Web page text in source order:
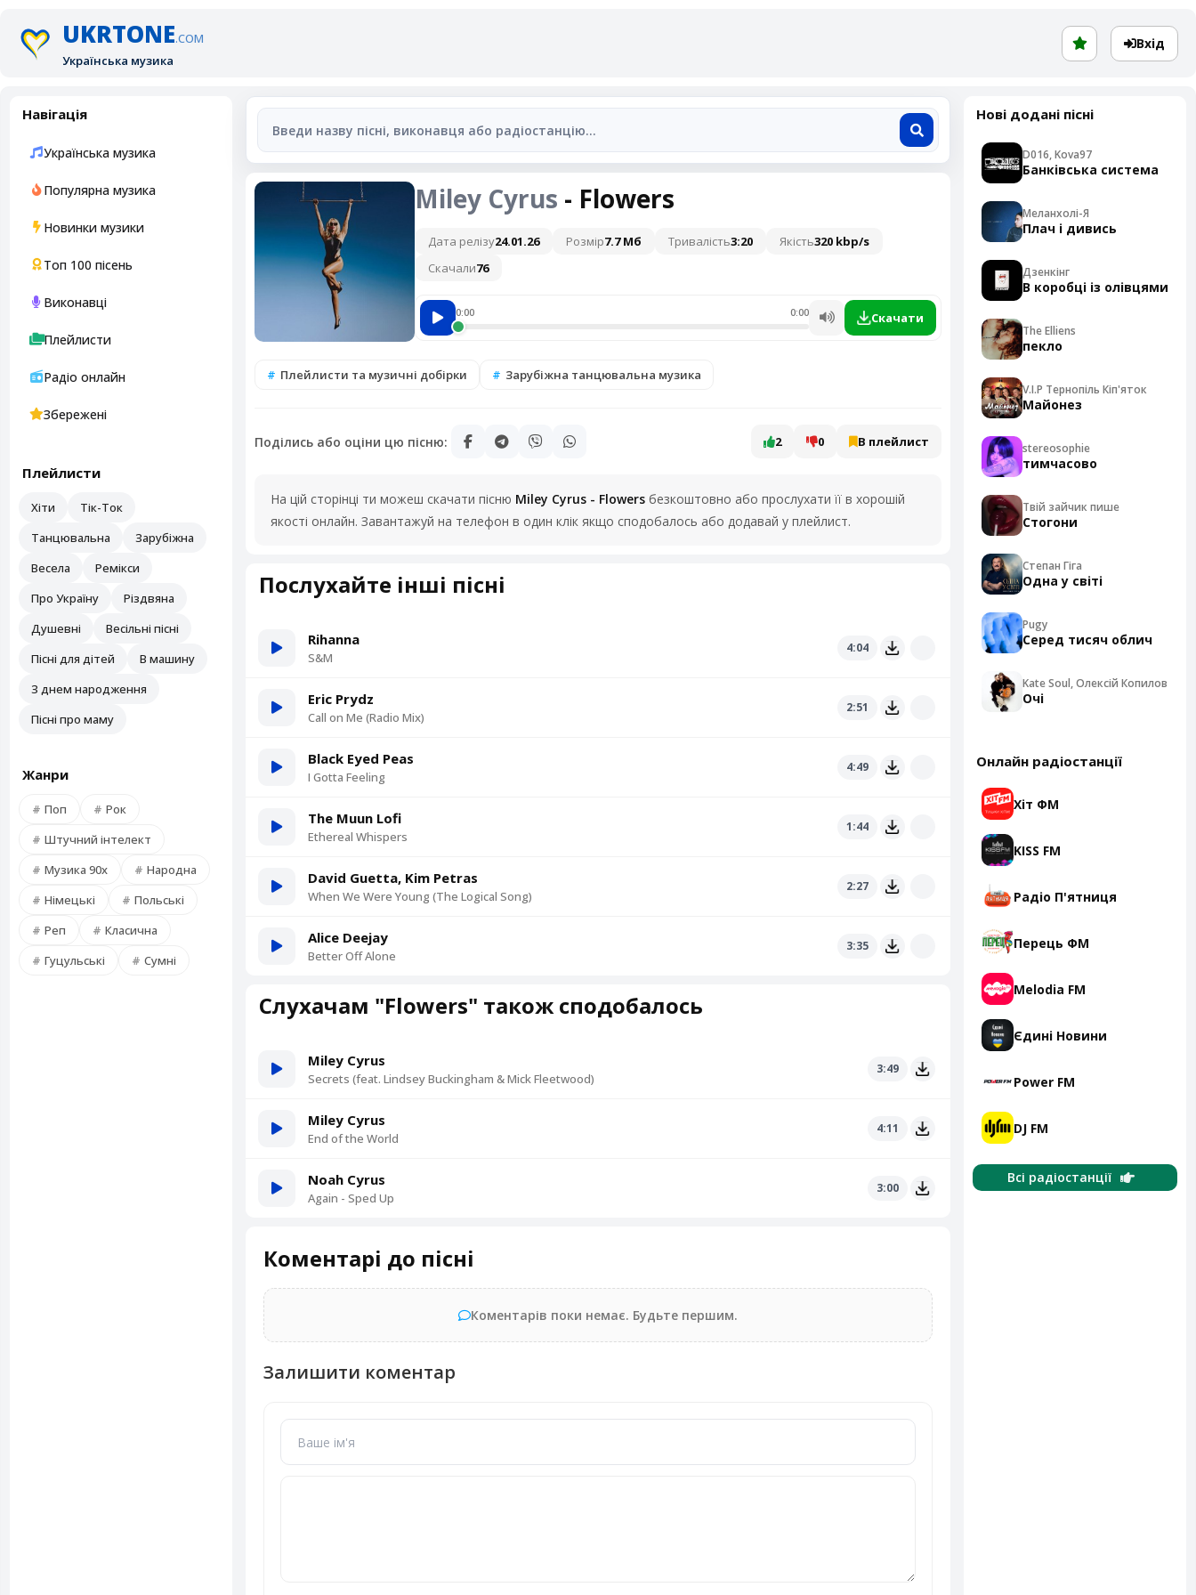
UKRTONE.COM
Українська музика
Вхід
Навігація
Українська музика
Популярна музика
Новинки музики
Топ 100 пісень
Виконавці
Плейлисти
Радіо онлайн
Збережені
Плейлисти
Хіти
Тік-Ток
Танцювальна
Зарубіжна
Весела
Ремікси
Про Україну
Різдвяна
Душевні
Весільні пісні
Пісні для дітей
В машину
З днем народження
Пісні про маму
Жанри
Поп
Рок
Штучний інтелект
Музика 90х
Народна
Німецькі
Польські
Реп
Класична
Гуцульські
Сумні
Miley Cyrus - Flowers
Дата релізу24.01.26 Розмір7.7 Мб Тривалість3:20 Якість320 kbp/s
Скачали76
0:00 0:00 Скачати
Плейлисти та музичні добірки Зарубіжна танцювальна музика
Поділись або оціни цю пісню: 2 0 В плейлист
На цій сторінці ти можеш скачати пісню Miley Cyrus - Flowers безкоштовно або прослухати її в хорошій
якості онлайн. Завантажуй на телефон в один клік якщо сподобалось або додавай у плейлист.
Послухайте інші пісні
Rihanna
S&M
4:04
Eric Prydz
Call on Me (Radio Mix)
2:51
Black Eyed Peas
I Gotta Feeling
4:49
The Muun Lofi
Ethereal Whispers
1:44
David Guetta, Kim Petras
When We Were Young (The Logical Song)
2:27
Alice Deejay
Better Off Alone
3:35
Слухачам "Flowers" також сподобалось
Miley Cyrus
Secrets (feat. Lindsey Buckingham & Mick Fleetwood)
3:49
Miley Cyrus
End of the World
4:11
Noah Cyrus
Again - Sped Up
3:00
Коментарі до пісні
Коментарів поки немає. Будьте першим.
Залишити коментар
Нові додані пісні
D016, Kova97
Банківська система
Меланхолі-Я
Плач і дивись
Дзенкінг
В коробці із олівцями
The Elliens
пекло
V.I.P Тернопіль Кіп'яток
Майонез
stereosophie
тимчасово
Твій зайчик пише
Стогони
Степан Гіга
Одна у світі
Pugy
Серед тисяч облич
Kate Soul, Олексій Копилов
Очі
Онлайн радіостанції
Хіт ФМ
KISS FM
Радіо П'ятниця
Перець ФМ
Melodia FM
Єдині Новини
Power FM
DJ FM
Всі радіостанції